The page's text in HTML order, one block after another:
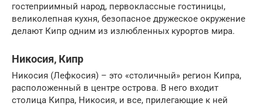
гостеприимный народ, первоклассные гостиницы,
великолепная кухня, безопасное дружеское окружение
делают Кипр одним из излюбленных курортов мира.
Никосия, Кипр
Никосия (Лефкосия) – это «столичный» регион Кипра,
расположенный в центре острова. В него входит
столица Кипра, Никосия, и все, прилегающие к ней